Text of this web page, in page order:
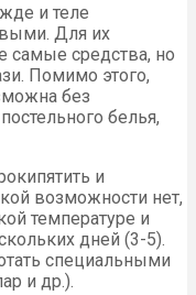
и теле
Для их
самые средства, но
Помимо этого,
без
белья,
и
возможности нет,
температуре и
дней (3-5).
специальными
и др.).